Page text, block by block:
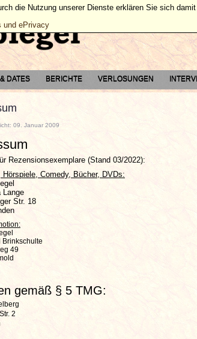
DATES BERICHTE VERLOSUNGEN
09. Januar 2009
Rezensionsexemplare (Stand 03/2022):
Hörspiele, Comedy, Bücher, DVDs:
Lange
Str. 18
Brinkschulte
49
gemäß § 5 TMG:
2
die Nutzung unserer Dienste erklären Sie sich
und ePrivacy